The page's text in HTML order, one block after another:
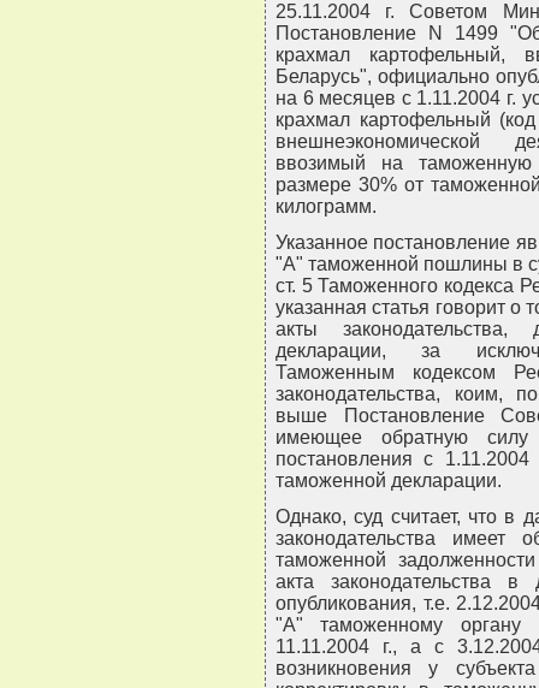
25.11.2004 г. Советом
Постановление N 1499
крахмал картофельный,
Беларусь", официально
на 6 месяцев с 1.11.2004 г.
крахмал картофельный
внешнеэкономической
ввозимый на таможенную
размере 30% от
килограмм.
Указанное постановление
"А" таможенной пошлины в
ст. 5 Таможенного кодекса
указанная статья говорит
акты
декларации, за
Таможенным кодексом
законодательства, коим,
выше Постановление
имеющее обратную силу
постановления с
таможенной декларации.
Однако, суд считает, что в
законодательства имеет
таможенной
акта законодательства
опубликования, т.е.
"А" таможенному органу
11.11.2004 г., а с
возникновения у